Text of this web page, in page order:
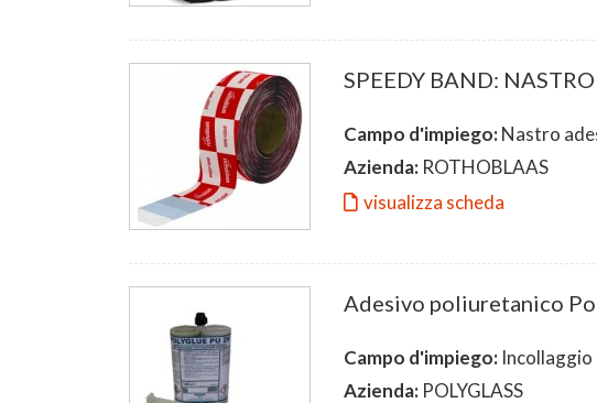
SPEEDY BAND:
Campo d'impiego:Nastro
Azienda: ROTHOBLAAS
visualizza scheda
Adesivo poliuretanico
Campo d'impiego: Incollaggio
Azienda: POLYGLASS